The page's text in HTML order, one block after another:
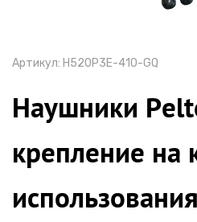
Артикул: H520P3E-410-GQ
Наушники
крепление на